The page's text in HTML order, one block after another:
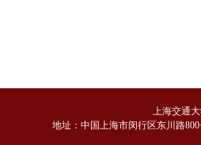
上海交通
地址：中国上海市闵行区东川路